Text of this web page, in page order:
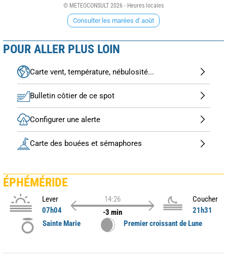
© METEOCONSULT 2026 - Heures locales
Consulter les marées d' août
POUR ALLER PLUS LOIN
Carte vent, température, nébulosité...
Bulletin côtier de ce spot
Configurer une alerte
Carte des bouées et sémaphores
ÉPHÉMÉRIDE
Lever
07h04
14:26
-3 min
Coucher
21h31
Sainte Marie
Premier croissant de Lune